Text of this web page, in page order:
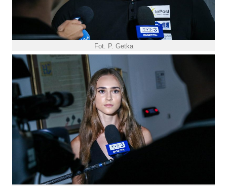
Fot. P. Getka